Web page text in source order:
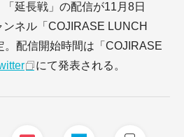
延長戦」の配信が11月8日
ンネル「COJIRASE LUNCH
。配信開始時間は「COJIRASE
にて発表される。